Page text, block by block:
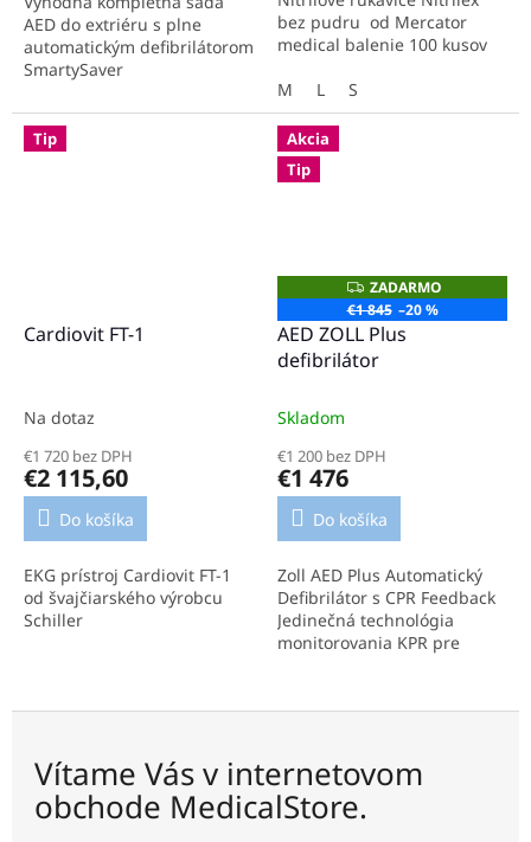
AED do extriéru s plne
automatickým defibrilátorom
SmartySaver
bez pudru od Mercator
medical balenie 100 kusov
M
L S
Tip
Cardiovit FT-1
Na dotaz
€1 720 bez DPH
€2 115,60
Do košíka
EKG prístroj Cardiovit FT-1
od švajčiarského výrobcu
Schiller
Akcia
Tip
Z
A
D
A
M
ZADARMO
€1 845 –20 %
AED ZOLL Plus
defibrilátor
Skladom
€1 200 bez DPH
€1 476
Do košíka
Zoll AED Plus Automatický
Defibrilátor s CPR Feedback
Jedinečná technológia
monitorovania KPR pre
defibrilátor s revolučnou...
Vítame Vás v internetovom
obchode MedicalStore.